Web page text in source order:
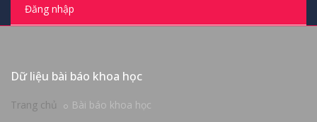
Đăng nhập
Dữ liệu bài báo khoa học
Trang chủ Bài báo khoa học